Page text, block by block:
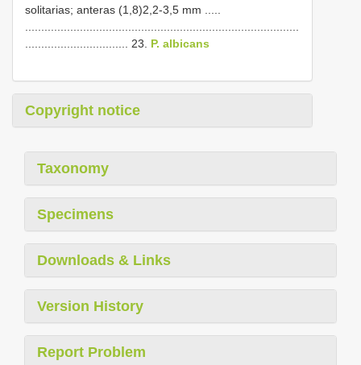
solitarias; anteras (1,8)2,2-3,5 mm .....
................................ 23. P. albicans
Copyright notice
Taxonomy
Specimens
Downloads & Links
Version History
Report Problem